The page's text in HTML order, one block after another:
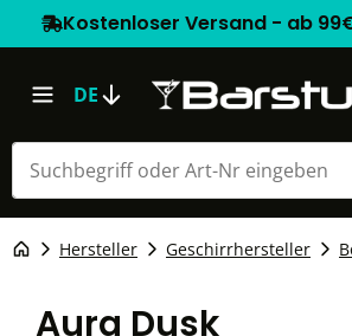
Kostenloser Versand - ab
DE
Hersteller Geschirrhersteller
Aura Dusk